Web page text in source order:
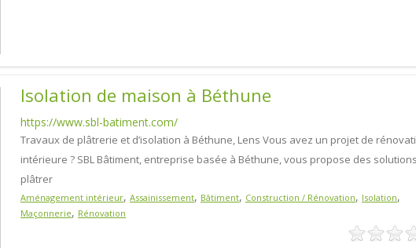
Isolation de maison à Béthune
https://www.sbl-batiment.com/
Travaux de plâtrerie et d’isolation à Béthune, Lens Vous avez un projet de
intérieure ? SBL Bâtiment, entreprise basée à Béthune, vous propose des
plâtrer
Aménagement intérieur, Assainissement, Bâtiment, Construction / Rénovation, Isolation,
Maçonnerie, Rénovation